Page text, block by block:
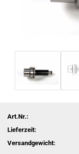
Art.Nr.:
Lieferzeit:
Versandgewicht: